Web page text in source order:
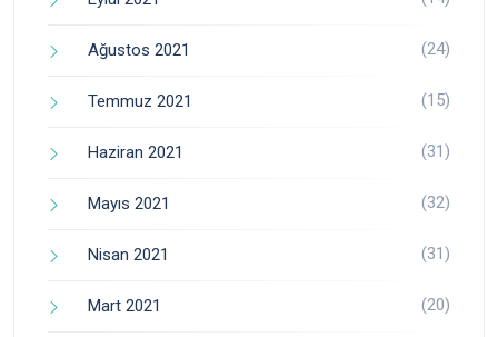
Ağustos 2021 (24)
Temmuz 2021 (15)
Haziran 2021 (31)
Mayıs 2021 (32)
Nisan 2021 (31)
Mart 2021 (20)